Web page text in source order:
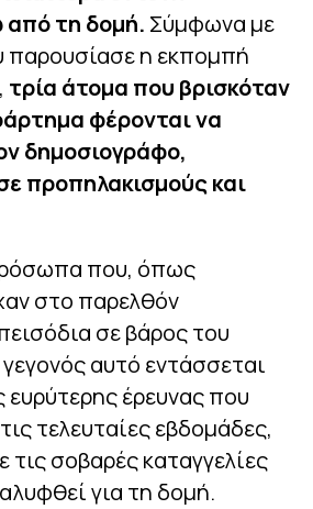
τη δομή. Σύμφωνα με
παρουσίασε η εκπομπή
τρία άτομα που βρισκόταν
φέρονται να
δημοσιογράφο,
προπηλακισμούς και
που, όπως
στο παρελθόν
σε βάρος του
αυτό εντάσσεται
ευρύτερης έρευνας που
τελευταίες εβδομάδες,
τις σοβαρές καταγγελίες
για τη δομή.